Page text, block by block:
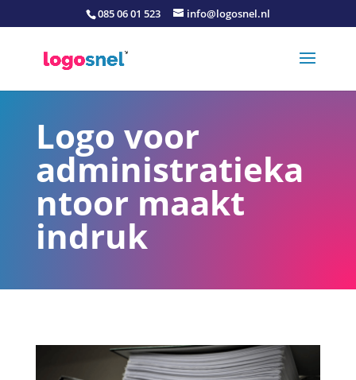
085 06 01 523 info@logosnel.nl
Logo voor
administratieka
ntoor maakt
indruk